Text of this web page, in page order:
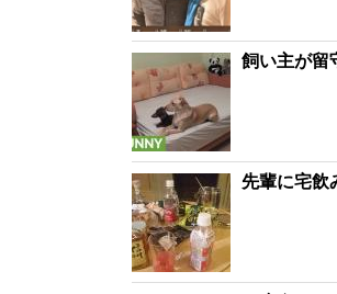
飼い主が留
先輩に宅飲